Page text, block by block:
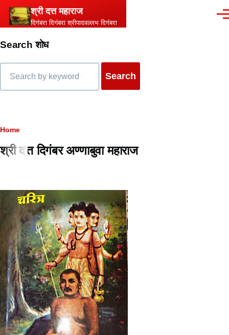
Skip to main content
श्री दत्त महाराज
दिगंबरा दिगंबरा श्रीपादवल्लभ दिगंबरा
Search शोध
Breadcrumb
Home
श्री दत्त दिगंबर अण्णाबुवा महाराज
Content